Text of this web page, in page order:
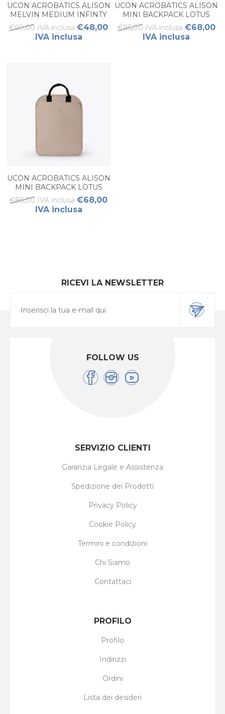
UCON ACROBATICS ALISON
MELVIN MEDIUM INFINTY
CHESTNUT
€60,00 IVA inclusa €48,00
IVA inclusa
UCON ACROBATICS ALISON
MINI BACKPACK LOTUS
APRICOT
€85,00 IVA inclusa €68,00
IVA inclusa
UCON ACROBATICS ALISON
MINI BACKPACK LOTUS
NUDE
€85,00 IVA inclusa €68,00
IVA inclusa
RICEVI LA NEWSLETTER
FOLLOW US
SERVIZIO CLIENTI
Garanzia Legale e Assistenza
Spedizione dei Prodotti
Privacy Policy
Cookie Policy
Termini e condizioni
Chi Siamo
Contattaci
PROFILO
Profilo
Indirizzi
Ordini
Lista dei desideri